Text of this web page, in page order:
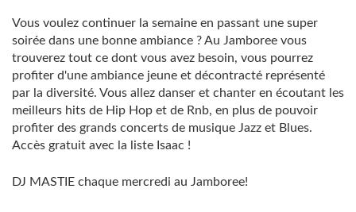
Vous voulez continuer la semaine en passant une super
soirée dans une bonne ambiance ? Au Jamboree vous
trouverez tout ce dont vous avez besoin, vous pourrez
profiter d'une ambiance jeune et décontracté représenté
par la diversité. Vous allez danser et chanter en écoutant les
meilleurs hits de Hip Hop et de Rnb, en plus de pouvoir
profiter des grands concerts de musique Jazz et Blues.
Accès gratuit avec la liste Isaac !
DJ MASTIE chaque mercredi au Jamboree!